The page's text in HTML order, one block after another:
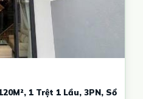
1 Trệt 1 Lầu, 3PN, Sổ